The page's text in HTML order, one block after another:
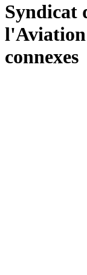
Syndicat
connexes